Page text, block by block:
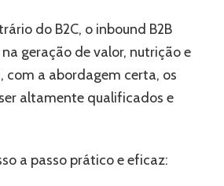
do B2C, o inbound B2B
geração de valor, nutrição e
com a abordagem certa, os
altamente qualificados e
a passo prático e eficaz: